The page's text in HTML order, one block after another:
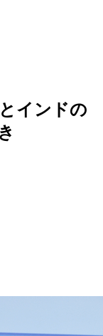
インドの